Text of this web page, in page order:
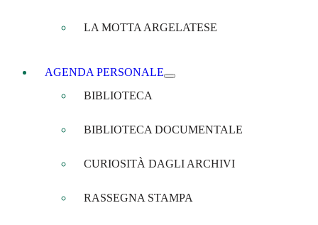
LA MOTTA ARGELATESE
AGENDA PERSONALE
BIBLIOTECA
BIBLIOTECA DOCUMENTALE
CURIOSITÀ DAGLI ARCHIVI
RASSEGNA STAMPA